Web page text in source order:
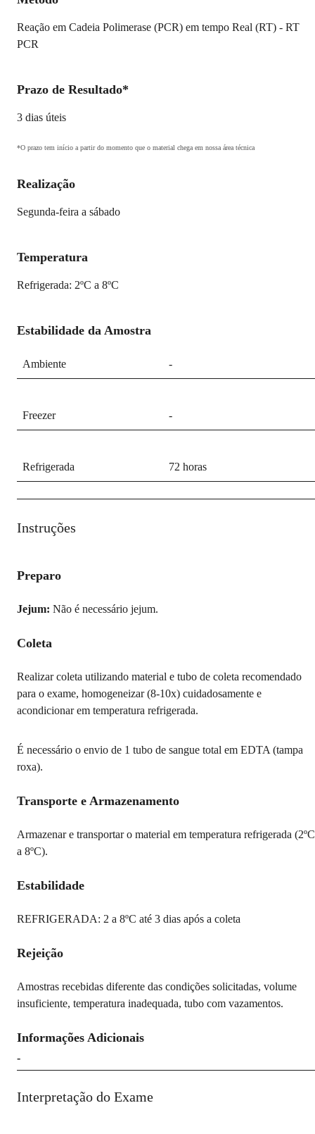
Temperatura
Refrigerada: 2ºC a 8ºC
Reação em Cadeia Polimerase (PCR) em tempo Real (RT) - RT
PCR
Estabilidade da Amostra
Ambiente -
Freezer -
Refrigerada 72 horas
Prazo de Resultado*
3 dias úteis
*O prazo tem início a partir do momento que o material chega em nossa área técnica
Realização
Segunda-feira a sábado
Instruções
Preparo
Jejum: Não é necessário jejum.
Coleta
Realizar coleta utilizando material e tubo de coleta recomendado
para o exame, homogeneizar (8-10x) cuidadosamente e
acondicionar em temperatura refrigerada.
É necessário o envio de 1 tubo de sangue total em EDTA (tampa
roxa).
Transporte e Armazenamento
Armazenar e transportar o material em temperatura refrigerada (2ºC
a 8ºC).
Estabilidade
REFRIGERADA: 2 a 8ºC até 3 dias após a coleta
Rejeição
Amostras recebidas diferente das condições solicitadas, volume
insuficiente, temperatura inadequada, tubo com vazamentos.
Informações Adicionais
-
Interpretação do Exame